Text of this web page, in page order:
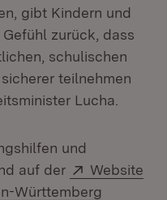
gibt Kindern und
zurück, dass
schulischen
teilnehmen
Lucha.
und
auf der
Extern:
Website
Württemberg